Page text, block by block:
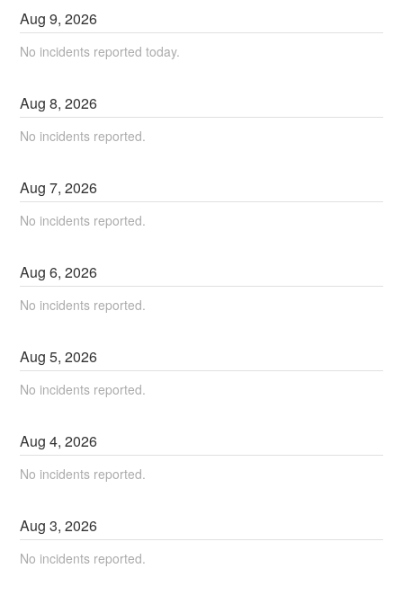
Aug9,2026
No incidents reported today.
Aug8,2026
No incidents reported.
Aug7,2026
No incidents reported.
Aug6,2026
No incidents reported.
Aug5,2026
No incidents reported.
Aug4,2026
No incidents reported.
Aug3,2026
No incidents reported.